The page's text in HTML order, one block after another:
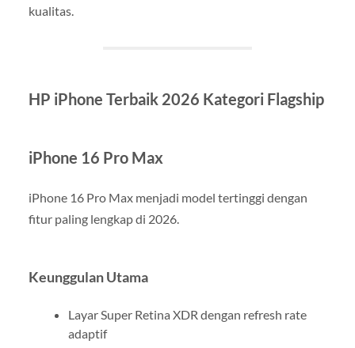
kualitas.
HP iPhone Terbaik 2026 Kategori Flagship
iPhone 16 Pro Max
iPhone 16 Pro Max menjadi model tertinggi dengan
fitur paling lengkap di 2026.
Keunggulan Utama
Layar Super Retina XDR dengan refresh rate
adaptif